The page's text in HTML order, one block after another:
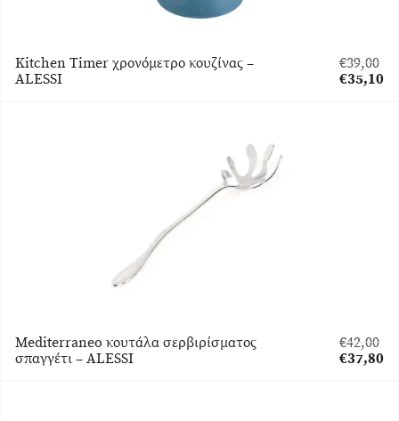
Kitchen Timer χρονόμετρο κουζίνας –
ALESSI
€39,00
Original
€35,10
Mediterraneo κουτάλα σερβιρίσματος
σπαγγέτι – ALESSI
€42,00
Original
€37,80